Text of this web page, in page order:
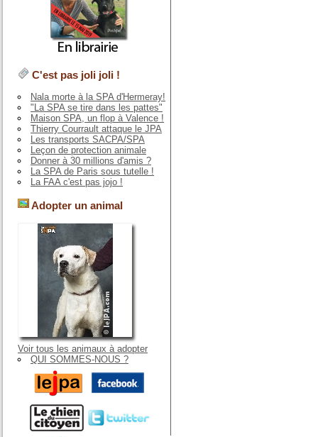
C'est pas joli joli !
Nala morte à la SPA d'Hermeray!
"La SPA se tire dans les pattes"
Maison SPA, un flop à Valence !
Thierry Courrault attaque le JPA
Les transports SACPA/SPA
Leçon de protection animale
Donner à 30 millions d'amis ?
La SPA de Paris sous tutelle !
La FAA c'est pas jojo !
Adopter un animal
Voir tous les animaux à adopter
QUI SOMMES-NOUS ?